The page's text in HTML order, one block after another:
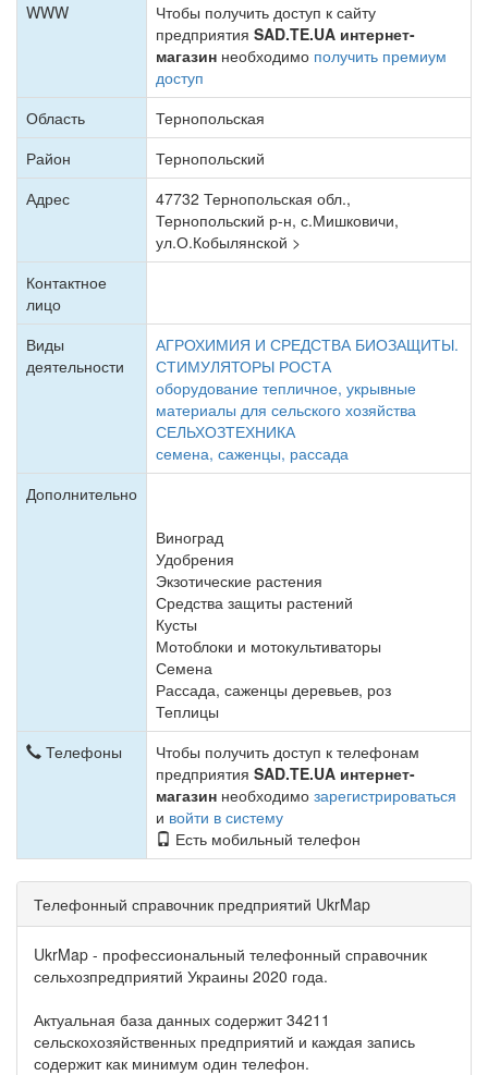
WWW
Чтобы получить доступ к сайту
предприятия SAD.TE.UA интернет-
магазин необходимо получить премиум
доступ
Область
Тернопольская
Район
Тернопольский
Адрес
47732 Тернопольская обл.,
Тернопольский р-н, с.Мишковичи,
ул.О.Кобылянской >
Контактное
лицо
Виды
деятельности
АГРОХИМИЯ И СРЕДСТВА БИОЗАЩИТЫ.
СТИМУЛЯТОРЫ РОСТА
оборудование тепличное, укрывные
материалы для сельского хозяйства
СЕЛЬХОЗТЕХНИКА
семена, саженцы, рассада
Дополнительно
Виноград
Удобрения
Экзотические растения
Средства защиты растений
Кусты
Мотоблоки и мотокультиваторы
Семена
Рассада, саженцы деревьев, роз
Теплицы
Телефоны
Чтобы получить доступ к телефонам
предприятия SAD.TE.UA интернет-
магазин необходимо зарегистрироваться
и войти в систему
Есть мобильный телефон
Телефонный справочник предприятий UkrMap
UkrMap - профессиональный телефонный справочник
сельхозпредприятий Украины 2020 года.
Актуальная база данных содержит 34211
сельскохозяйственных предприятий и каждая запись
содержит как минимум один телефон.